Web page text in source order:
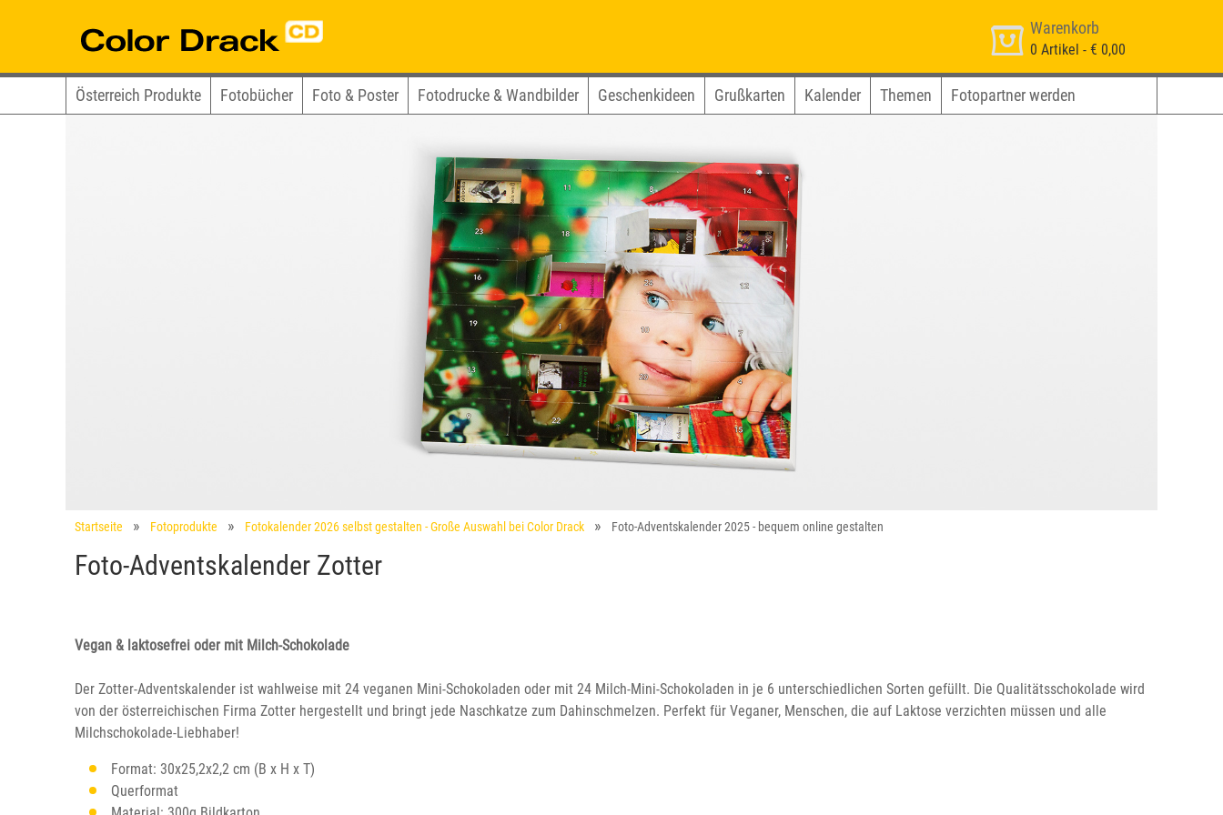
Warenkorb
0 Artikel - € 0,00
Österreich Produkte Fotobücher Foto & Poster Fotodrucke & Wandbilder Geschenkideen Grußkarten Kalender Themen Fotopartner werden
Startseite Fotoprodukte Fotokalender 2026 selbst gestalten - Große Auswahl bei Color Drack Foto-Adventskalender 2025 - bequem online gestalten
Foto-Adventskalender Zotter
Vegan & laktosefrei oder mit Milch-Schokolade
Der Zotter-Adventskalender ist wahlweise mit 24 veganen Mini-Schokoladen oder mit 24 Milch-Mini-Schokoladen in je 6 unterschiedlichen Sorten gefüllt. Die Qualitätsschokolade wird
von der österreichischen Firma Zotter hergestellt und bringt jede Naschkatze zum Dahinschmelzen. Perfekt für Veganer, Menschen, die auf Laktose verzichten müssen und alle
Milchschokolade-Liebhaber!
Format: 30x25,2x2,2 cm (B x H x T)
Querformat